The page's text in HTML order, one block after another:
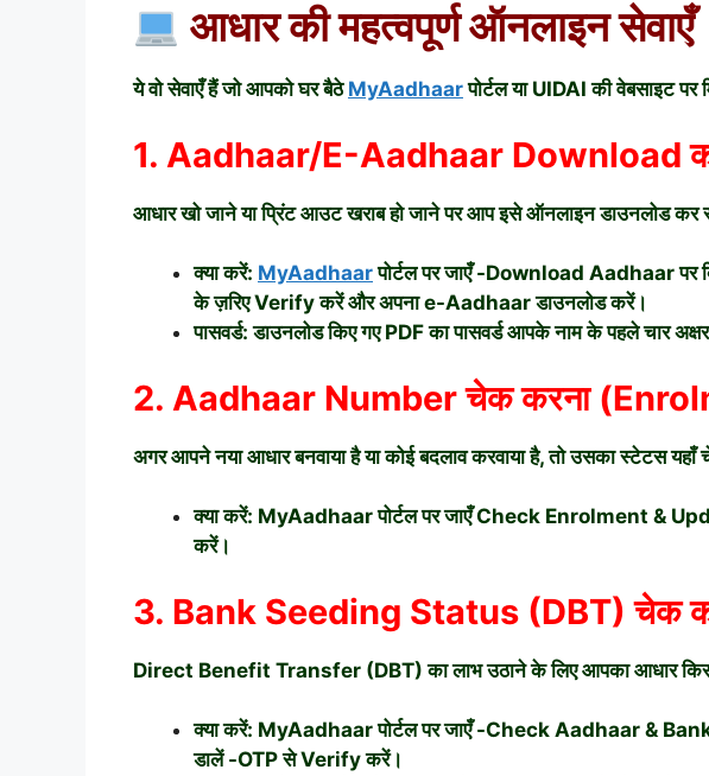
आधार की महत्वपूर्ण ऑनलाइन सेवाएँ
ये वो सेवाएँ हैं जो आपको घर बैठे MyAadhaarपोर्टल या UIDAI की वेबसाइट पर
1. Aadhaar/E-Aadhaar Download
आधार खो जाने या प्रिंट आउट खराब हो जाने पर आप इसे ऑनलाइन डाउनलोड
क्या करें: MyAadhaarपोर्टल पर जाएँ -Download Aadhaar
के ज़रिए Verify करें और अपना e-Aadhaar डाउनलोड करें।
पासवर्ड: डाउनलोड किए गए PDF का पासवर्ड आपके नाम के पहले
2. Aadhaar Number चेक करना
अगर आपने नया आधार बनवाया है या कोई बदलाव करवाया है, तो उसका स्टेटस
क्या करें: MyAadhaar पोर्टल पर जाएँ Check Enrolment &
करें।
3. Bank Seeding Status (DBT) चेक
Direct Benefit Transfer (DBT) का लाभ उठाने के लिए आपका आधार किस
क्या करें: MyAadhaar पोर्टल पर जाएँ -Check Aadhaar &
डालें -OTP से Verify करें।